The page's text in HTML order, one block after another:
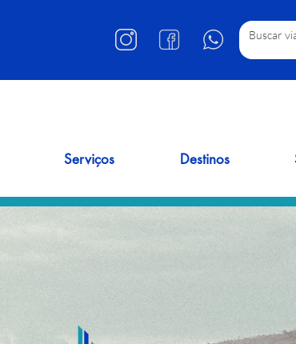
Serviços Destinos